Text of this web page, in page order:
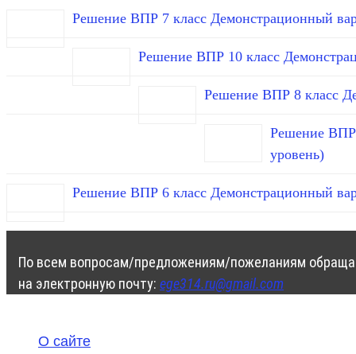
Решение ВПР 7 класс Демонстрационный
Решение ВПР 10 класс
Решение ВПР 8 класс
Решение ВПР
уровень)
Решение ВПР 6 класс Демонстрационный
По всем вопросам/предложениям/пожеланиям
на электронную почту: ege314.ru@gmail.com
О сайте